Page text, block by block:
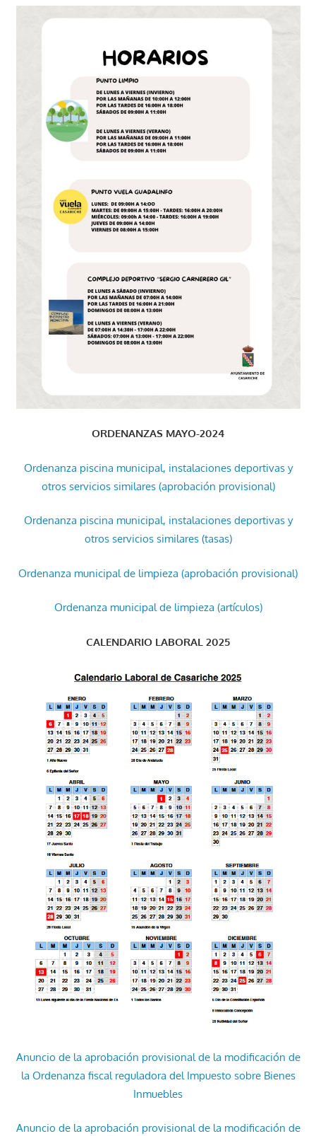
ORDENANZAS MAYO-2024
Ordenanza piscina municipal, instalaciones deportivas y
otros servicios similares (aprobación provisional)
Ordenanza piscina municipal, instalaciones deportivas y
otros servicios similares (tasas)
Ordenanza municipal de limpieza (aprobación provisional)
Ordenanza municipal de limpieza (artículos)
CALENDARIO LABORAL 2025
Anuncio de la aprobación provisional de la modificación de
la Ordenanza fiscal reguladora del Impuesto sobre Bienes
Inmuebles
Anuncio de la aprobación provisional de la modificación de